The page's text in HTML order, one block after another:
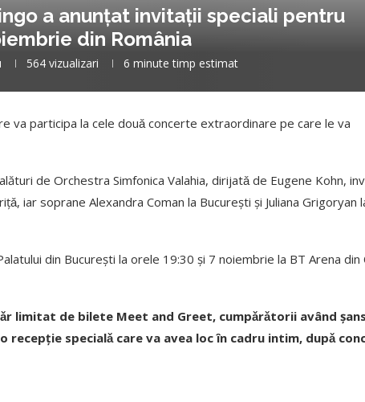
a anunțat invitații speciali pentru
din România
564 vizualizari 6 minute timp estimat
va participa la cele douǎ concerte extraordinare pe care le va
de Orchestra Simfonica Valahia, dirijatǎ de Eugene Kohn,
iar soprane Alexandra Coman la București și Juliana Grigoryan
din București la orele 19:30 și 7 noiembrie la BT Arena din
limitat de bilete Meet and Greet, cumpǎrǎtorii având
recepție specialǎ care va avea loc în cadru intim, dupǎ